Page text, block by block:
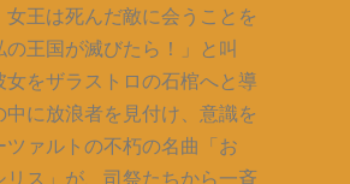
王は死んだ敵に会うことを
王国が滅びたら！」と叫
をザラストロの石棺へと導
中に放浪者を見付け、意識を
ァルトの不朽の名曲「お
リス」が、司祭たちから一斉